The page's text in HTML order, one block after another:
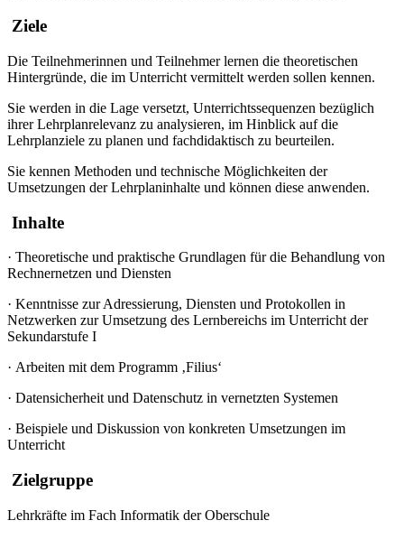
Ziele
Die Teilnehmerinnen und Teilnehmer lernen die theoretischen
Hintergründe, die im Unterricht vermittelt werden sollen kennen.
Sie werden in die Lage versetzt, Unterrichtssequenzen bezüglich
ihrer Lehrplanrelevanz zu analysieren, im Hinblick auf die
Lehrplanziele zu planen und fachdidaktisch zu beurteilen.
Sie kennen Methoden und technische Möglichkeiten der
Umsetzungen der Lehrplaninhalte und können diese anwenden.
Inhalte
· Theoretische und praktische Grundlagen für die Behandlung von
Rechnernetzen und Diensten
· Kenntnisse zur Adressierung, Diensten und Protokollen in
Netzwerken zur Umsetzung des Lernbereichs im Unterricht der
Sekundarstufe I
· Arbeiten mit dem Programm ‚Filius‘
· Datensicherheit und Datenschutz in vernetzten Systemen
· Beispiele und Diskussion von konkreten Umsetzungen im
Unterricht
Zielgruppe
Lehrkräfte im Fach Informatik der Oberschule